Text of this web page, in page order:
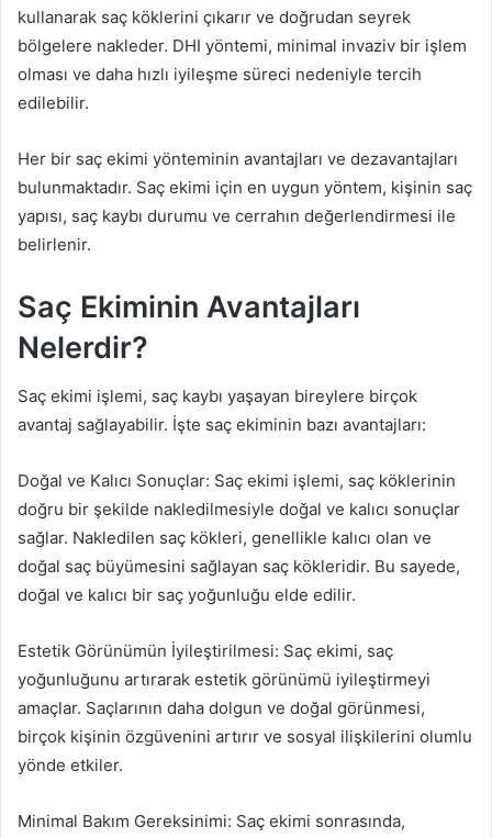
kullanarak saç köklerini çıkarır ve doğrudan seyrek
bölgelere nakleder. DHI yöntemi, minimal invaziv bir işlem
olması ve daha hızlı iyileşme süreci nedeniyle tercih
edilebilir.
Her bir saç ekimi yönteminin avantajları ve dezavantajları
bulunmaktadır. Saç ekimi için en uygun yöntem, kişinin saç
yapısı, saç kaybı durumu ve cerrahın değerlendirmesi ile
belirlenir.
Saç Ekiminin Avantajları
Nelerdir?
Saç ekimi işlemi, saç kaybı yaşayan bireylere birçok
avantaj sağlayabilir. İşte saç ekiminin bazı avantajları:
Doğal ve Kalıcı Sonuçlar: Saç ekimi işlemi, saç köklerinin
doğru bir şekilde nakledilmesiyle doğal ve kalıcı sonuçlar
sağlar. Nakledilen saç kökleri, genellikle kalıcı olan ve
doğal saç büyümesini sağlayan saç kökleridir. Bu sayede,
doğal ve kalıcı bir saç yoğunluğu elde edilir.
Estetik Görünümün İyileştirilmesi: Saç ekimi, saç
yoğunluğunu artırarak estetik görünümü iyileştirmeyi
amaçlar. Saçlarının daha dolgun ve doğal görünmesi,
birçok kişinin özgüvenini artırır ve sosyal ilişkilerini olumlu
yönde etkiler.
Minimal Bakım Gereksinimi: Saç ekimi sonrasında,